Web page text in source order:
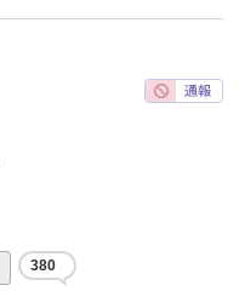
380